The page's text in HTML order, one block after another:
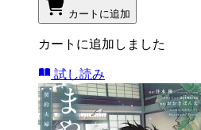
カートに追加
カートに追加しました
試し読み